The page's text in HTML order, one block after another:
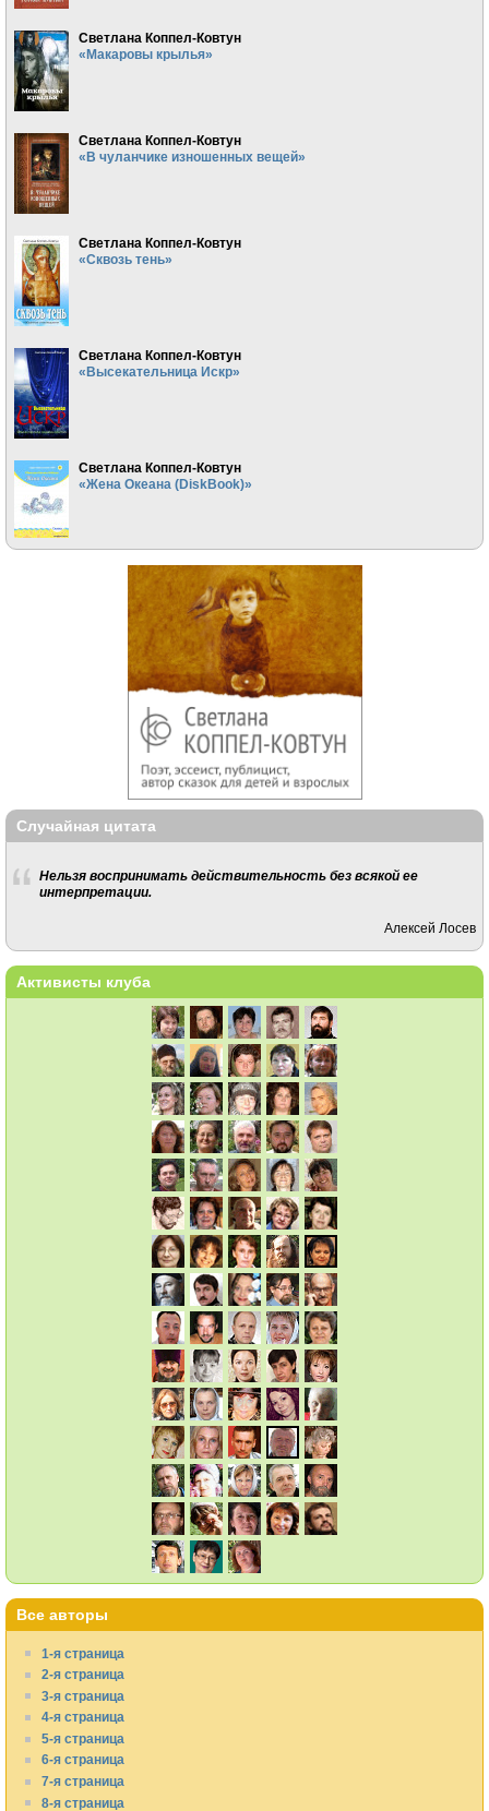
Светлана Коппел-Ковтун
«Макаровы крылья»
Светлана Коппел-Ковтун
«В чуланчике изношенных вещей»
Светлана Коппел-Ковтун
«Сквозь тень»
Светлана Коппел-Ковтун
«Высекательница Искр»
Светлана Коппел-Ковтун
«Жена Океана (DiskBook)»
Случайная цитата
Нельзя воспринимать действительность без всякой ее
интерпретации.
Алексей Лосев
Активисты клуба
Все авторы
1-я страница
2-я страница
3-я страница
4-я страница
5-я страница
6-я страница
7-я страница
8-я страница